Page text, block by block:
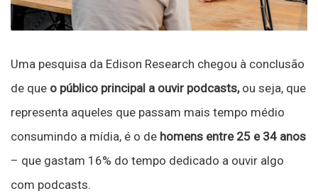
Uma pesquisa da Edison Research chegou à conclusão
de que o público principal a ouvir podcasts,ou seja, que
representa aqueles que passam mais tempo médio
consumindo a mídia, é o de homens entre 25 e 34 anos
– que gastam 16% do tempo dedicado a ouvir algo
com podcasts.